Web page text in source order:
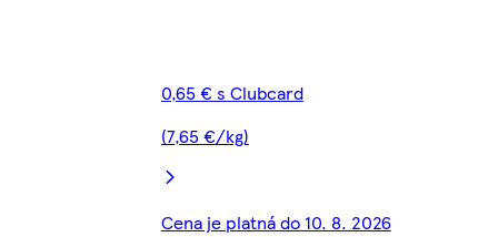
0,65 € s Clubcard
(7,65 €/kg)
Cena je platná do 10. 8. 2026